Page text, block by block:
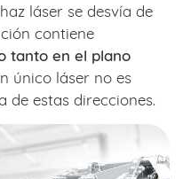
láser se desvía de
contiene
tanto en el plano
único láser no es
de estas direcciones.